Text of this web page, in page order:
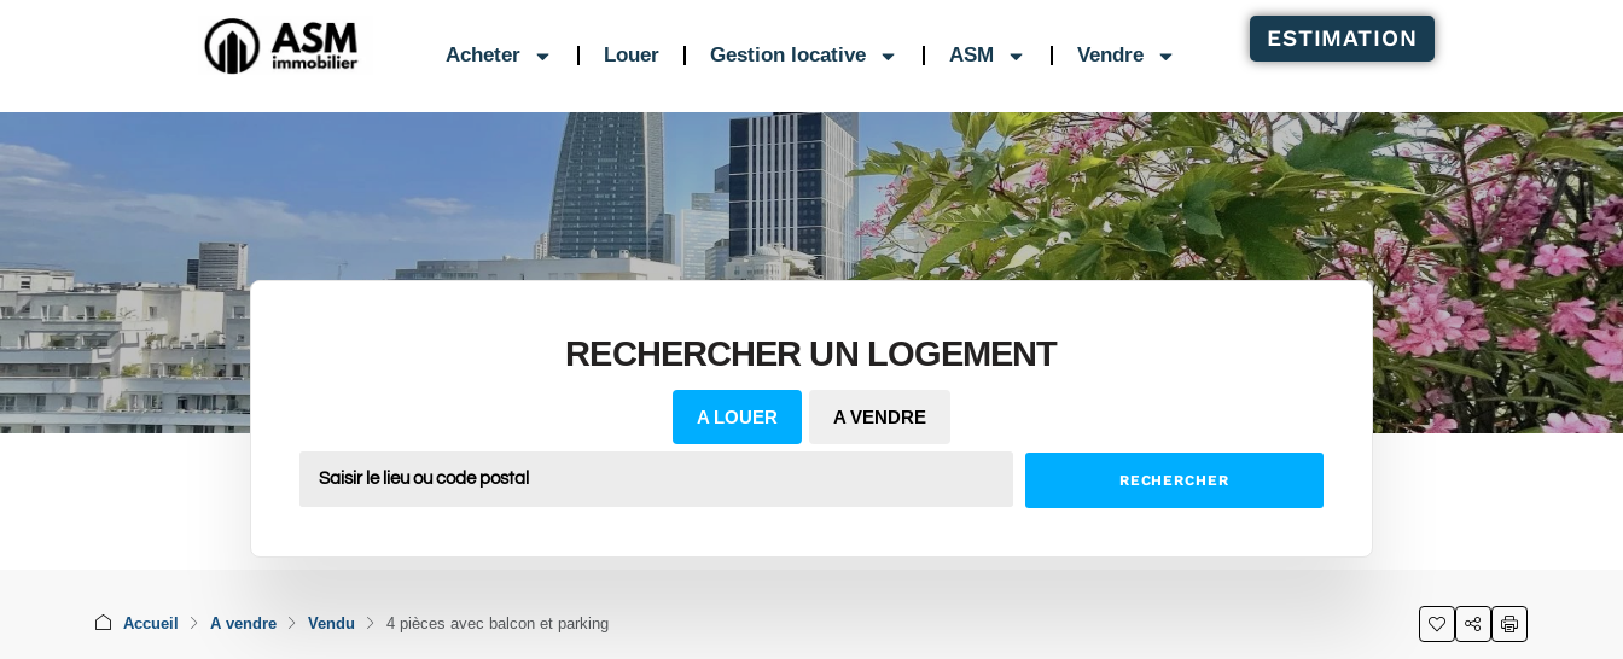
Acheter Louer Gestion locative ASM Vendre
ESTIMATION
RECHERCHER UN LOGEMENT
A LOUER A VENDRE
RECHERCHER
Accueil A vendre Vendu 4 pièces avec balcon et parking